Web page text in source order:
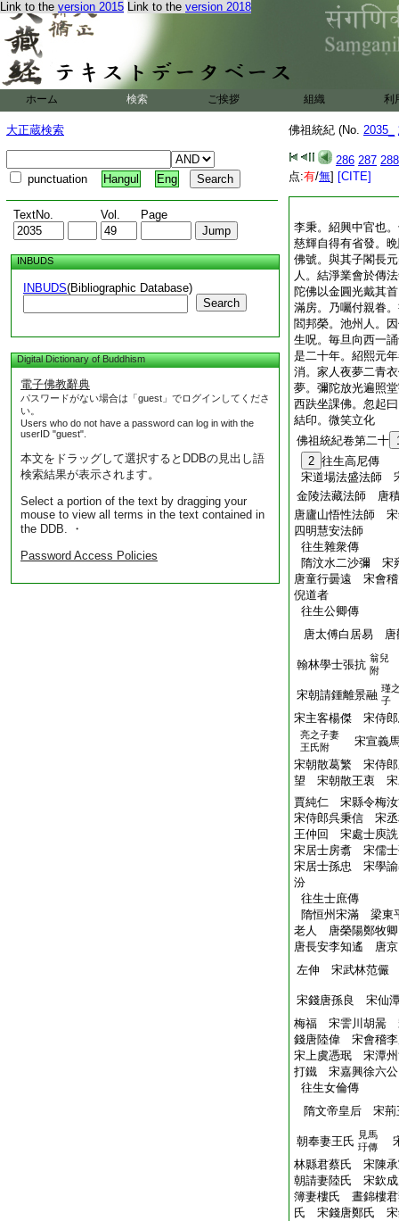
Link to the version 2015 Link to the version 2018
ホーム 検索 ご挨拶 組織 利
大正蔵検索
punctuation Hangul Eng
TextNo. Vol. Page
INBUDS
INBUDS(Bibliographic Database)
Search
Digital Dictionary of Buddhism
電子佛教辭典
パスワードがない場合は「guest」でログインしてくださ
い。
Users who do not have a password can log in with the
userID "guest".
本文をドラッグして選択するとDDBの見出し語
検索結果が表示されます。
Select a portion of the text by dragging your
mouse to view all terms in the text contained in
the DDB. ・
Password Access Policies
佛祖統紀 (No. 2035_
286 287 288
点:有/無] [CITE]
李秉。紹興中官也
慈輝自得有省發。
佛號。與其子閣長
人。結淨業會於傳
陀佛以金圓光戴其
滿房。乃囑付親眷
閻邦榮。池州人。
生呪。毎旦向西一
是二十年。紹熙元
消。家人夜夢二青
夢。彌陀放光遍照
西趺坐課佛。忽起
結印。微笑立化
佛祖統紀卷第二十
2 往生高尼傳
宋道場法盛法師
金陵法藏法師 唐
唐廬山悟性法師
四明慧安法師
往生雜衆傳
隋汶水二沙彌 宋
唐童行曇遠 宋會
倪道者
往生公卿傳
唐太傅白居易
翰林學士張抗 翁兒
附
宋朝請鍾離景融 瑾
子
宋主客楊傑 宋侍
亮之子妻
王氏附
宋宣義
宋朝散葛繁 宋侍
望 宋朝散王衷 宋
賈純仁 宋縣令梅
宋侍郎呉秉信 宋
王仲回 宋處士庾
宋居士房翥 宋儒
宋居士孫忠 宋學
汾
往生士庶傳
隋恒州宋滿 梁東
老人 唐榮陽鄭牧
唐長安李知遙 唐
左伸 宋武林范儼
宋錢唐孫良 宋仙
梅福 宋霅川胡暠
錢唐陸偉 宋會稽
宋上虞憑珉 宋潭
打鐵 宋嘉興徐六
往生女倫傳
隋文帝皇后 宋荊
朝奉妻王氏 見馬
玗傳
林縣君蔡氏 宋陳
朝請妻陸氏 宋欽
簿妻樓氏 晝錦樓
氏 宋錢唐鄭氏 宋